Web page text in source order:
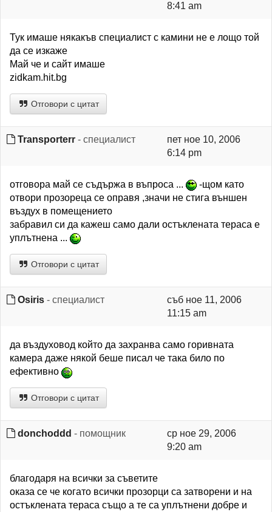
8:41 am
Тук имаше някакъв специалист с камини не е лощо той
да се изкаже
Май че и сайт имаше
zidkam.hit.bg
Отговори с цитат
Transporterr - специалист
пет ное 10, 2006
6:14 pm
отговора май се съдържа в въпроса ...
-щом като
отвори прозореца се оправя ,значи не стига външен
въздух в помещението
забравил си да кажеш само дали остъклената тераса е
уплътнена ...
Отговори с цитат
Osiris - специалист
съб ное 11, 2006
11:15 am
да въздуховод който да захранва само горивната
камера даже някой беше писал че така било по
ефективно
Отговори с цитат
donchoddd - помощник
ср ное 29, 2006
9:20 am
благодаря на всички за съветите
оказа се че когато всички прозорци са затворени и на
остъклената тераса също a те са уплътнени добре и